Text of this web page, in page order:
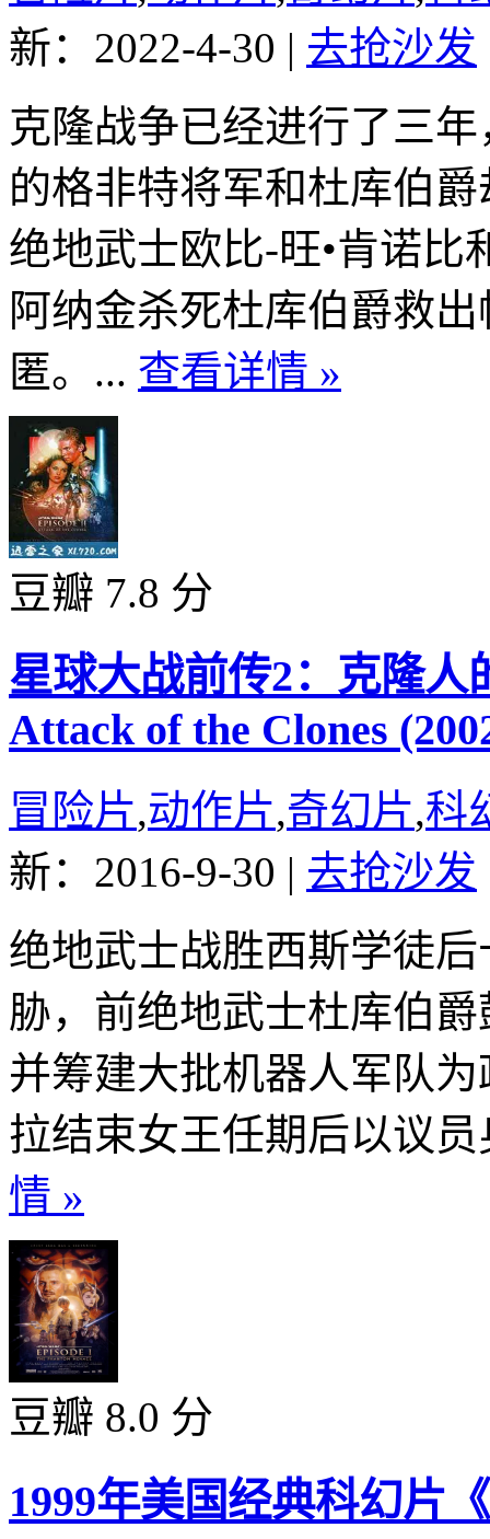
新：2022-4-30 | 去抢沙发
克隆战争已经进行了三
的格非特将军和杜库伯
绝地武士欧比-旺•肯诺比
阿纳金杀死杜库伯爵救
匿。... 查看详情 »
豆瓣 7.8 分
星球大战前传2：克隆人
Attack of the Clones
冒险片,动作片,奇幻片,科
新：2016-9-30 | 去抢沙发
绝地武士战胜西斯学徒
胁，前绝地武士杜库伯
并筹建大批机器人军队
拉结束女王任期后以议
情 »
豆瓣 8.0 分
1999年美国经典科幻片